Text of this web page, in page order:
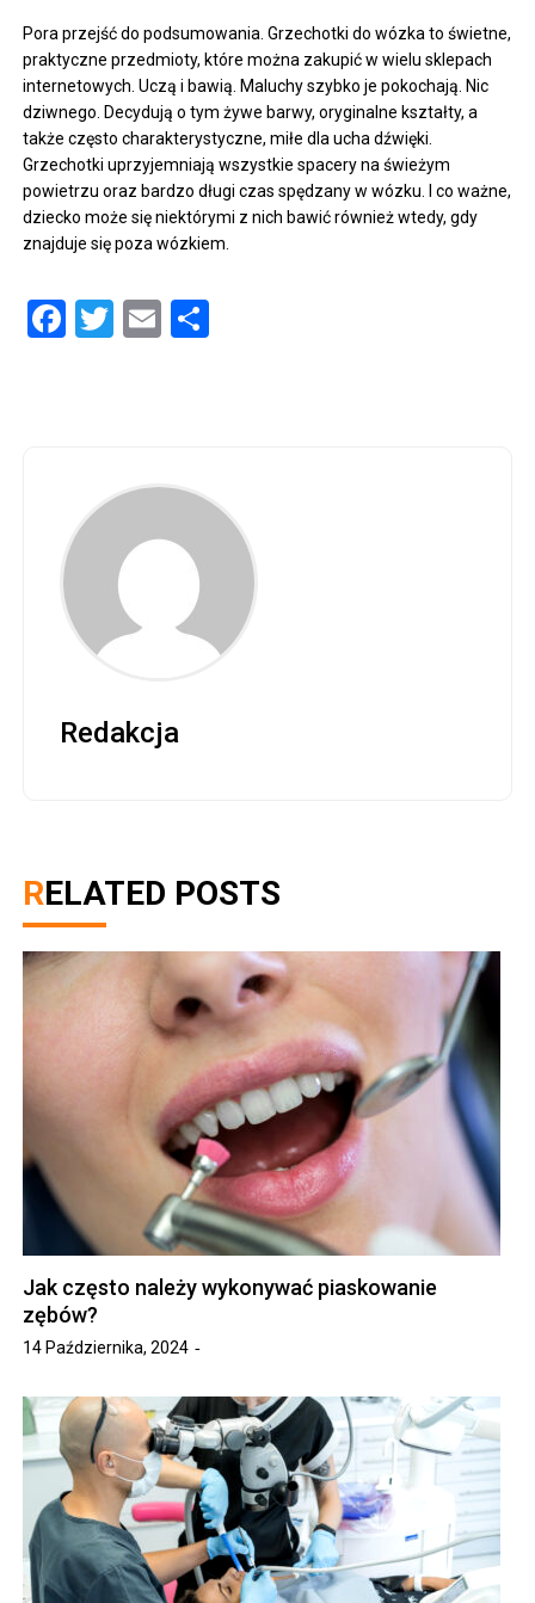
Pora przejść do podsumowania. Grzechotki do wózka to świetne,
praktyczne przedmioty, które można zakupić w wielu sklepach
internetowych. Uczą i bawią. Maluchy szybko je pokochają. Nic
dziwnego. Decydują o tym żywe barwy, oryginalne kształty, a
także często charakterystyczne, miłe dla ucha dźwięki.
Grzechotki uprzyjemniają wszystkie spacery na świeżym
powietrzu oraz bardzo długi czas spędzany w wózku. I co ważne,
dziecko może się niektórymi z nich bawić również wtedy, gdy
znajduje się poza wózkiem.
Facebook
Twitter
Email
Redakcja
RELATED POSTS
Jak często należy wykonywać piaskowanie
zębów?
14 Października, 2024